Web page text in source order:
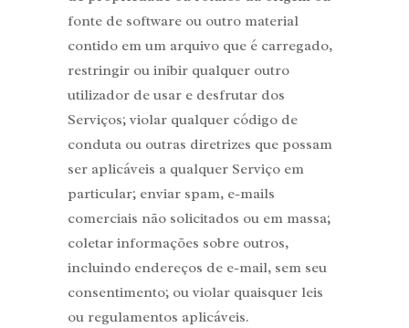
fonte de software ou outro material
contido em um arquivo que é carregado,
restringir ou inibir qualquer outro
utilizador de usar e desfrutar dos
Serviços; violar qualquer código de
conduta ou outras diretrizes que possam
ser aplicáveis a qualquer Serviço em
particular; enviar spam, e-mails
comerciais não solicitados ou em massa;
coletar informações sobre outros,
incluindo endereços de e-mail, sem seu
consentimento; ou violar quaisquer leis
ou regulamentos aplicáveis.